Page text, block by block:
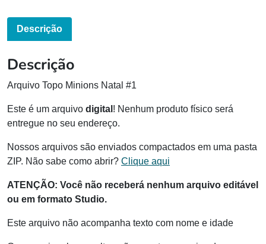
Descrição
Descrição
Arquivo Topo Minions Natal #1
Este é um arquivo digital ! Nenhum produto físico será
entregue no seu endereço.
Nossos arquivos são enviados compactados em uma pasta
ZIP. Não sabe como abrir? Clique aqui
ATENÇÃO: Você não receberá nenhum arquivo editável
ou em formato Studio.
Este arquivo não acompanha texto com nome e idade